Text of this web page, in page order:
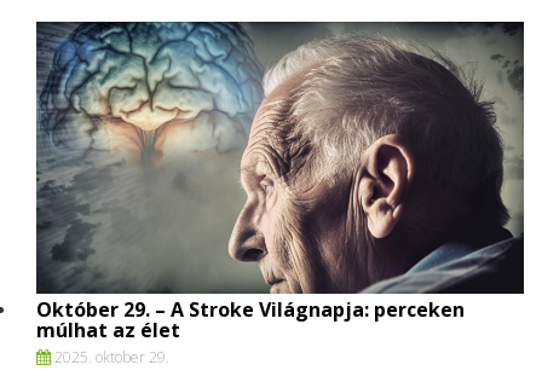
Október 29. – A Stroke Világnapja: perceken
múlhat az élet
2025. oktober 29.